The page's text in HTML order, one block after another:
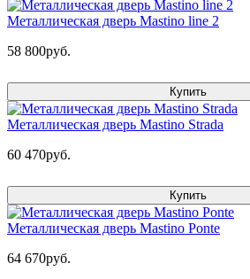
Металлическая дверь Mastino line 2
58 800руб.
Купить
Металлическая дверь Mastino Strada
60 470руб.
Купить
Металлическая дверь Mastino Ponte
64 670руб.